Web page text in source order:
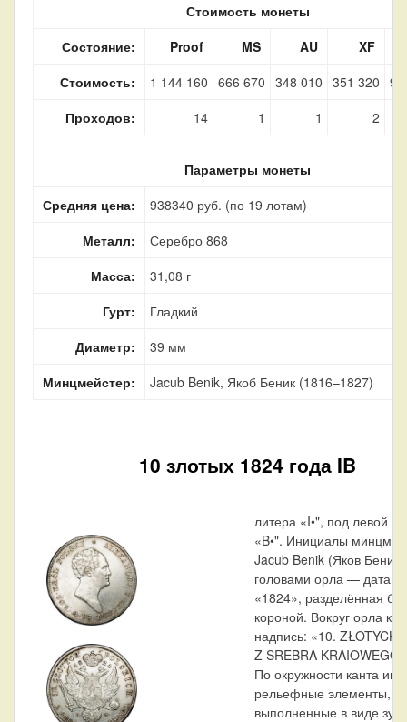
Стоимость монеты
Состояние:
Proof MS AU
XF
Стоимость:
1 144 160 666 670 348 010 351 320
Проходов:
14 1 1 2
Параметры монеты
Средняя цена:
938340 руб. (по 19 лотам)
Металл:
Серебро 868
Масса:
31,08 г
Гурт:
Гладкий
Диаметр:
39 мм
Минцмейстер:
Jacub Benik, Якоб Беник (1816–1827)
10 злотых 1824 года IB
литера «I•", под левой —
«B•". Инициалы
Jacub Benik (Яков
головами орла — дата
«1824», разделённая
короной. Вокруг орла
надпись: «10. ZŁOTYCH
Z SREBRA
По окружности канта
рельефные элементы,
выполненные в виде